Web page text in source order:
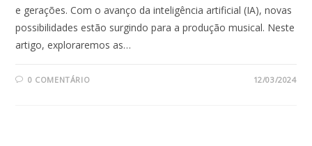
e gerações. Com o avanço da inteligência artificial (IA), novas
possibilidades estão surgindo para a produção musical. Neste
artigo, exploraremos as…
0 COMENTÁRIO 12/03/2024